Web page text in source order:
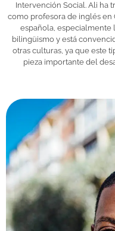
Intervención Social. Ali ha
como profesora de inglés en
española, especialmente
bilingüismo y está
otras culturas, ya que este
pieza importante del